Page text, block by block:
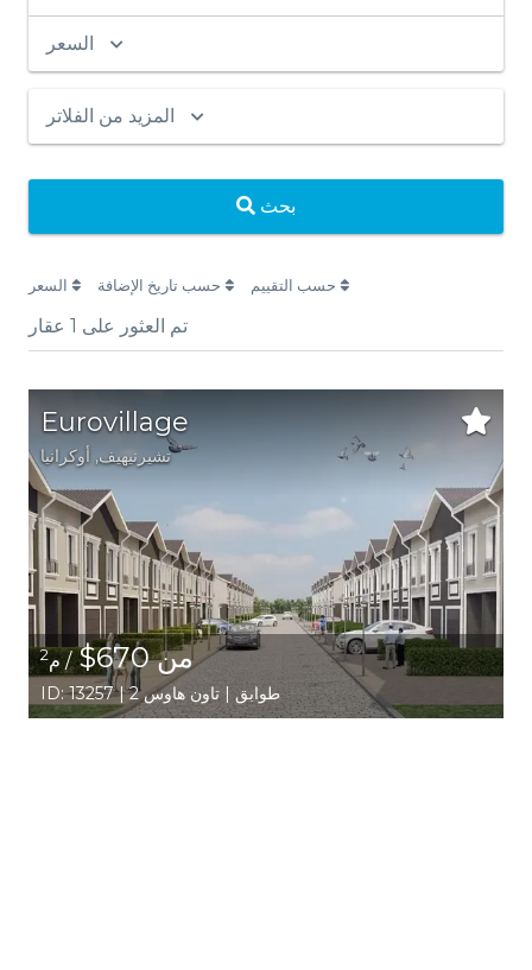
السعر
المزيد من الفلاتر
بحث
تم العثور على 1 عقار
Eurovillage
تشيرنيهيف, أوكرانيا
من 670$ / م2
ID: 13257 | 2 طوابق | تاون هاوس